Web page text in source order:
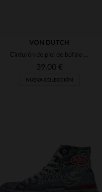
TALLAS DISPONIBLES
VON DUTCH
Cinturón de piel de búfalo marrón
39,00 €
NUEVA COLECCIÓN